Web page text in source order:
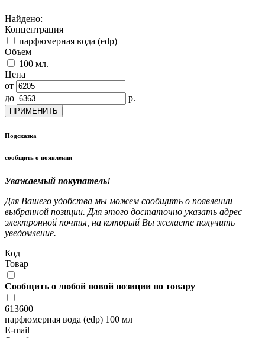
Найдено:
Концентрация
парфюмерная вода (edp)
Объем
100 мл.
Цена
от
до
р.
ПРИМЕНИТЬ
Подсказка
сообщить о появлении
Уважаемый покупатель!
Для Вашего удобства мы можем сообщить о появлении
выбранной позиции. Для этого достаточно указать адрес
электронной почты, на который Вы желаете получить
уведомление.
Код
Товар
Сообщить о любой новой позиции по товару
613600
парфюмерная вода (edp) 100 мл
E-mail